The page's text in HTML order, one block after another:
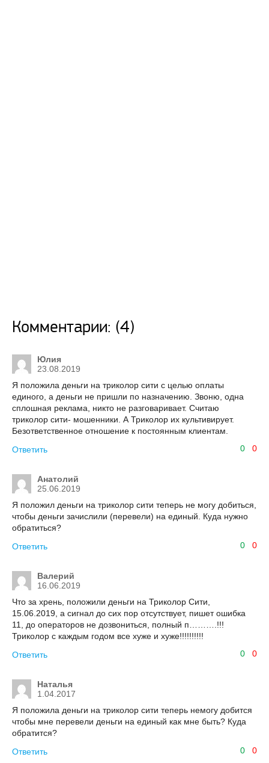
Комментарии: (4)
Юлия
23.08.2019
Я положила деньги на триколор сити с целью оплаты
единого, а деньги не пришли по назначению. Звоню, одна
сплошная реклама, никто не разговаривает. Считаю
триколор сити- мошенники. А Триколор их культивирует.
Безответственное отношение к постоянным клиентам.
Ответить
0
0
Анатолий
25.06.2019
Я положил деньги на триколор сити теперь не могу добиться,
чтобы деньги зачислили (перевели) на единый. Куда нужно
обратиться?
Ответить
0
0
Валерий
16.06.2019
Что за хрень, положили деньги на Триколор Сити,
15.06.2019, а сигнал до сих пор отсутствует, пишет ошибка
11, до операторов не дозвониться, полный п……….!!!
Триколор с каждым годом все хуже и хуже!!!!!!!!!!
Ответить
0
0
Наталья
1.04.2017
Я положила деньги на триколор сити теперь немогу добится
чтобы мне перевели деньги на единый как мне быть? Куда
обратится?
Ответить
0
0